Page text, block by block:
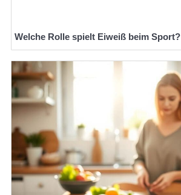
Welche Rolle spielt Eiweiß beim Sport?